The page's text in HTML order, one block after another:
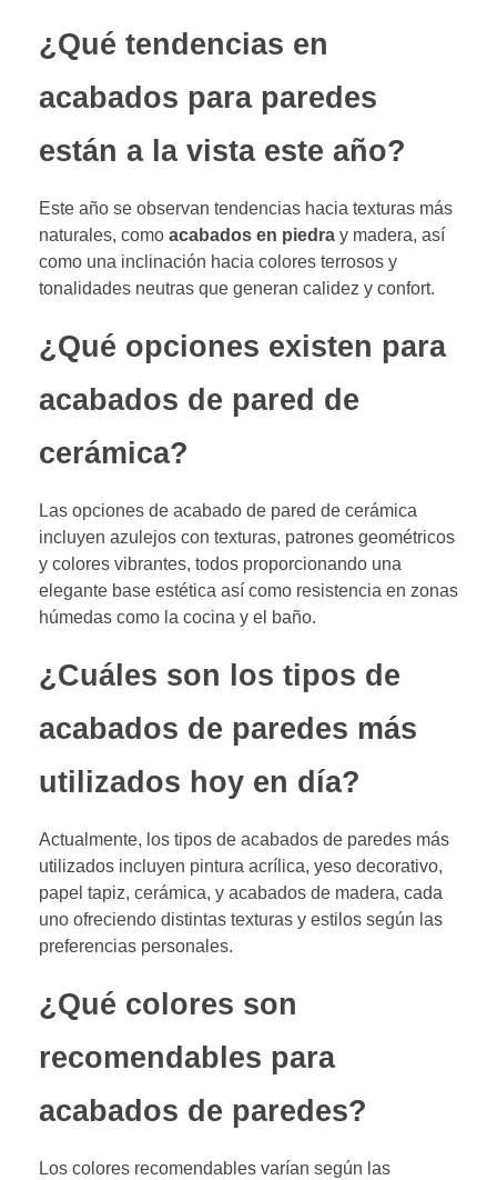
¿Qué tendencias en
acabados para paredes
están a la vista este año?
Este año se observan tendencias hacia texturas más
naturales, como acabados en piedra y madera, así
como una inclinación hacia colores terrosos y
tonalidades neutras que generan calidez y confort.
¿Qué opciones existen para
acabados de pared de
cerámica?
Las opciones de acabado de pared de cerámica
incluyen azulejos con texturas, patrones geométricos
y colores vibrantes, todos proporcionando una
elegante base estética así como resistencia en zonas
húmedas como la cocina y el baño.
¿Cuáles son los tipos de
acabados de paredes más
utilizados hoy en día?
Actualmente, los tipos de acabados de paredes más
utilizados incluyen pintura acrílica, yeso decorativo,
papel tapiz, cerámica, y acabados de madera, cada
uno ofreciendo distintas texturas y estilos según las
preferencias personales.
¿Qué colores son
recomendables para
acabados de paredes?
Los colores recomendables varían según las